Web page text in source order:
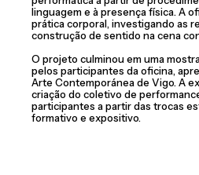
linguagem e à presença física. A
prática corporal, investigando as
construção de sentido na cena
O projeto culminou em uma
pelos participantes da oficina,
Arte Contemporánea de Vigo. A
criação do coletivo de
participantes a partir das trocas
formativo e expositivo.